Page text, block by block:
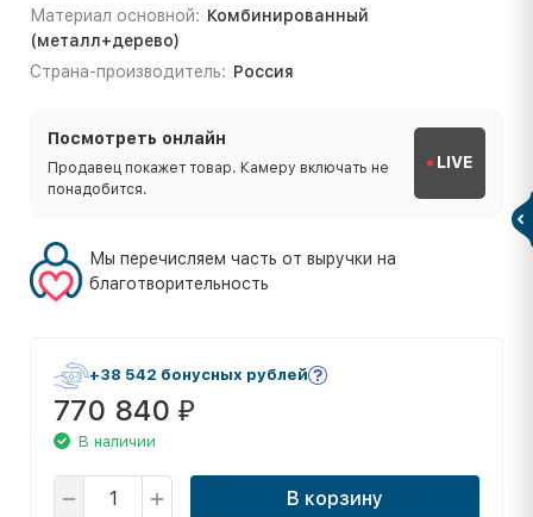
Материал основной: Комбинированный
(металл+дерево)
Страна-производитель: Россия
Посмотреть онлайн
Продавец покажет товар. Камеру включать не
понадобится.
LIVE
Мы перечисляем часть от выручки на
благотворительность
+38 542 бонусных рублей
770 840 ₽
В наличии
В корзину